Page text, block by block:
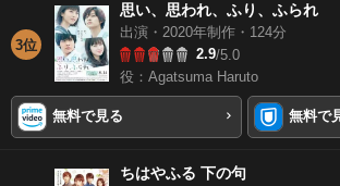
3位
思い、思われ、ふり、ふられ
出演・2020年制作・124分
2.9/5.0
役：Agatsuma Haruto
無料で見る 無料で
ちはやふる 下の句